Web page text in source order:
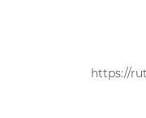
https://